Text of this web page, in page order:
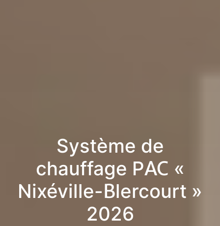
Système de
chauffage PAC «
Nixéville-Blercourt »
2026